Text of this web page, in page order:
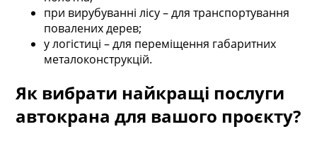
при вирубуванні лісу – для транспортування
повалених дерев;
у логістиці – для переміщення габаритних
металоконструкцій.
Як вибрати найкращі послуги
автокрана для вашого проєкту?